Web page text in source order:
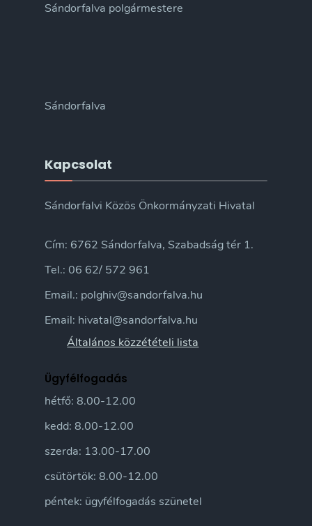
Sándorfalva polgármestere
Sándorfalva
Kapcsolat
Sándorfalvi Közös Önkormányzati Hivatal
Cím: 6762 Sándorfalva, Szabadság tér 1.
Tel.: 06 62/ 572 961
Email.: polghiv@sandorfalva.hu
Email: hivatal@sandorfalva.hu
Általános közzétételi lista
Ügyfélfogadás
hétfő: 8.00-12.00
kedd: 8.00-12.00
szerda: 13.00-17.00
csütörtök: 8.00-12.00
péntek: ügyfélfogadás szünetel